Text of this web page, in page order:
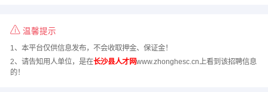
温馨提示
1、本平台仅供信息发布，不会收取押金、保证金！
2、请告知用人单位，是在长沙县人才网www.zhonghesc.cn上看到该招聘信息
的！